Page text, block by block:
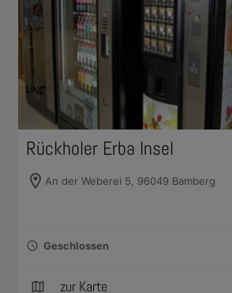
Rückholer Erba Insel
location_on An der Weberei 5, 96049 Bamberg
schedule Geschlossen
map zur Karte